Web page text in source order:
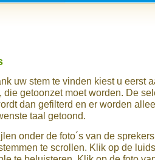
uw stem te vinden kiest u eerst
die getoonzet moet worden. De
dan gefilterd en er worden
taal getoond.
onder de foto´s van de
te scrollen. Klik op de